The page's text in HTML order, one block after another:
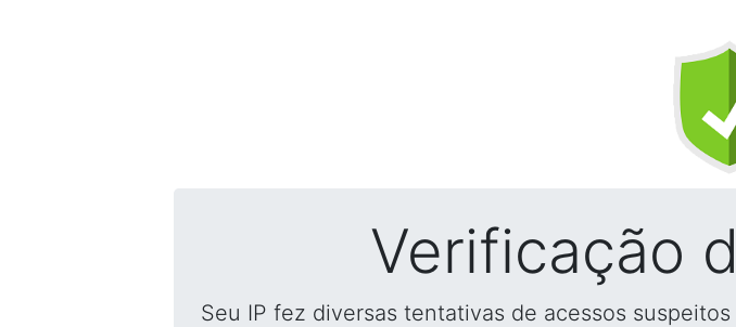
Verificação
Seu IP fez diversas tentativas de acessos